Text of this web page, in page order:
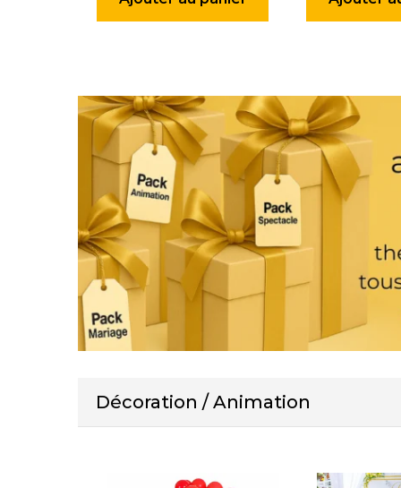
Décoration / Animation